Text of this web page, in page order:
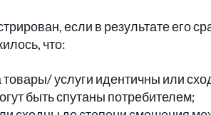
если в результате его
что:
товары/ услуги идентичны или
быть спутаны потребителем;